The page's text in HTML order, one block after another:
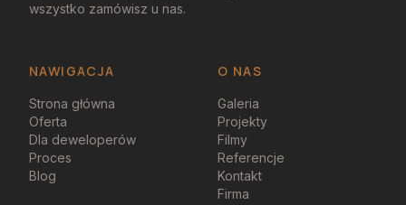
wszystko zamówisz u nas.
NAWIGACJA O NAS
Strona główna
Oferta
Dla deweloperów
Proces
Blog
Galeria
Projekty
Filmy
Referencje
Kontakt
Firma